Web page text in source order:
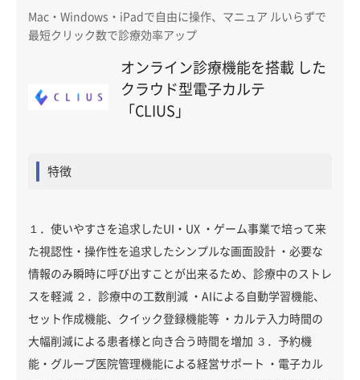
Mac・Windows・iPadで自由に操作、マニュア ルいらずで
最短クリック数で診療効率アップ
オンライン診療機能を搭載 した
クラウド型電子カルテ
「CLIUS」
特徴
１．使いやすさを追求したUI・UX ・ゲーム事業で培って来
た視認性・操作性を追求したシンプルな画面設計 ・必要な
情報のみ瞬時に呼び出すことが出来るため、診療中のストレ
スを軽減 ２．診療中の工数削減 ・AIによる自動学習機能、
セット作成機能、クイック登録機能等 ・カルテ入力時間の
大幅削減による患者様と向き合う時間を増加 ３．予約機
能・グループ医院管理機能による経営サポート ・電子カル